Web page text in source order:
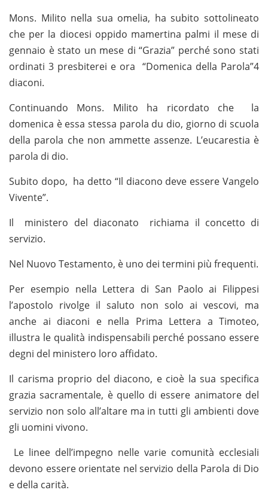
Mons. Milito nella sua omelia, ha subito sottolineato
che per la diocesi oppido mamertina palmi il mese di
gennaio è stato un mese di “Grazia” perché sono stati
ordinati 3 presbiterei e ora “Domenica della Parola”4
diaconi.
Continuando Mons. Milito ha ricordato che la
domenica è essa stessa parola du dio, giorno di scuola
della parola che non ammette assenze. L’eucarestia è
parola di dio.
Subito dopo, ha detto “Il diacono deve essere Vangelo
Vivente”.
Il ministero del diaconato richiama il concetto di
servizio.
Nel Nuovo Testamento, è uno dei termini più frequenti.
Per esempio nella Lettera di San Paolo ai Filippesi
l’apostolo rivolge il saluto non solo ai vescovi, ma
anche ai diaconi e nella Prima Lettera a Timoteo,
illustra le qualità indispensabili perché possano essere
degni del ministero loro affidato.
Il carisma proprio del diacono, e cioè la sua specifica
grazia sacramentale, è quello di essere animatore del
servizio non solo all’altare ma in tutti gli ambienti dove
gli uomini vivono.
Le linee dell’impegno nelle varie comunità ecclesiali
devono essere orientate nel servizio della Parola di Dio
e della carità.